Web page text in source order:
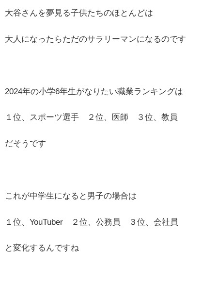
大谷さんを夢見る子供たちのほとんどは
大人になったらただのサラリーマンになるのです
2024年の小学6年生がなりたい職業ランキングは
１位、スポーツ選手 ２位、医師 ３位、教員
だそうです
これが中学生になると男子の場合は
１位、YouTuber ２位、公務員 ３位、会社員
と変化するんですね